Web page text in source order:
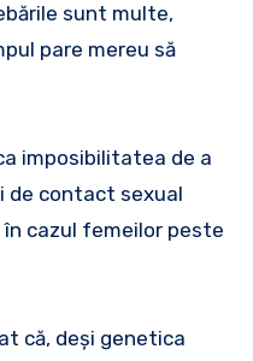
sunt multe,
pare mereu să
imposibilitatea de a
de contact sexual
cazul femeilor peste
că, deși genetica